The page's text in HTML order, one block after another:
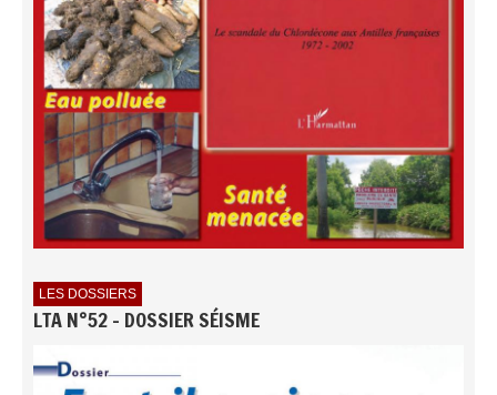
LES DOSSIERS
LTA N°52 - DOSSIER SÉISME